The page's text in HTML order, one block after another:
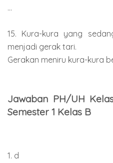
...
15. Kura-kura yang
menjadi gerak tari.
Gerakan meniru kura-kura
Jawaban PH/UH
Semester 1 Kelas B
1. d